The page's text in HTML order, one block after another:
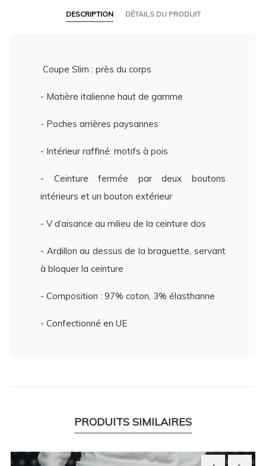
DESCRIPTION DÉTAILS DU PRODUIT
Coupe Slim : près du corps
- Matière italienne haut de gamme
- Poches arrières paysannes
- Intérieur raffiné: motifs à pois
- Ceinture fermée par deux boutons
intérieurs et un bouton extérieur
- V d’aisance au milieu de la ceinture dos
- Ardillon au dessus de la braguette, servant
à bloquer la ceinture
- Composition : 97% coton, 3% élasthanne
- Confectionné en UE
PRODUITS SIMILAIRES